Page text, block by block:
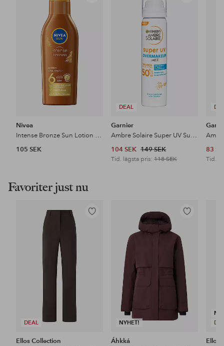
Nivea
Intense Bronze Sun Lotion SPF6
105 SEK
DEAL
Garnier
Ambre Solaire Super UV Sun Protection SPF50 For Normal Skin 75Ml
104 SEK 149 SEK
Tid. lägsta pris:118 SEK
83
Tid.
Favoriter just nu
DEAL
Lägg
Ellos Collection
NYHET!
Lägg
favoriter
Áhkká
Ellos